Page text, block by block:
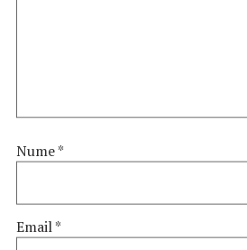
Nume*
Email*